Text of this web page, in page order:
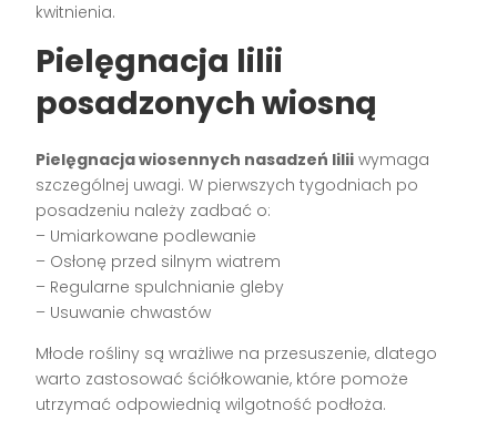
kwitnienia.
Pielęgnacja lilii
posadzonych wiosną
Pielęgnacja wiosennych nasadzeń lilii wymaga
szczególnej uwagi. W pierwszych tygodniach po
posadzeniu należy zadbać o:
– Umiarkowane podlewanie
– Osłonę przed silnym wiatrem
– Regularne spulchnianie gleby
– Usuwanie chwastów
Młode rośliny są wrażliwe na przesuszenie, dlatego
warto zastosować ściółkowanie, które pomoże
utrzymać odpowiednią wilgotność podłoża.